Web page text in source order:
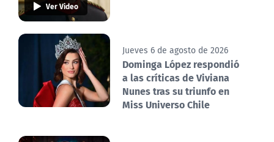
Ver Video
Jueves 6 de agosto de 2026
Dominga López respondió
a las críticas de Viviana
Nunes tras su triunfo en
Miss Universo Chile